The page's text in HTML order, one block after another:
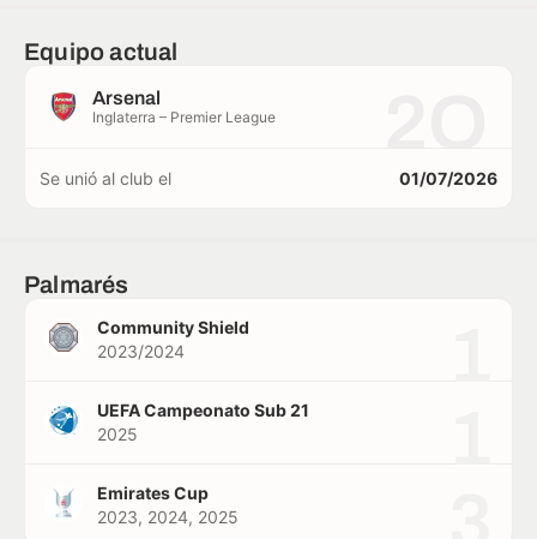
Equipo actual
Arsenal
Inglaterra – Premier League
Se unió al club el 01/07/2026
Palmarés
Community Shield
2023/2024
UEFA Campeonato Sub 21
2025
Emirates Cup
2023, 2024, 2025